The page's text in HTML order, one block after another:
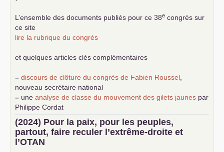
L’ensemble des documents publiés pour ce 38e congrès sur
ce site
lire la rubrique du congrès
et quelques articles clés complémentaires
– discours de clôture du congrès de Fabien Roussel
nouveau secrétaire national
– une analyse de classe du mouvement des gilets jaunes par
Philippe Cordat
–
un texte de Jean-Claude Delaunay
le marxisme est la
science sociale de notre temps
–un appel proposé aux partis communistes et ouvrier
d’Europe
(2024) Pour la paix, pour les peuples,
partout, faire reculer l’extrême-droite et
l’OTAN